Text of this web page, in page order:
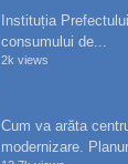
Instituția
consumului de...
2k views
Cum va arăta
modernizare.